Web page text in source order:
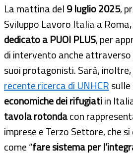
La mattina del9 luglio 2025,
Sviluppo Lavoro Italia a
dedicato a PUOI PLUS, per
di intervento anche
suoi protagonisti. Sarà,
recente ricerca di UNHCRsulle
economiche dei rifugiatiin
tavola rotondacon
imprese e Terzo Settore, che
come “fare sistema per